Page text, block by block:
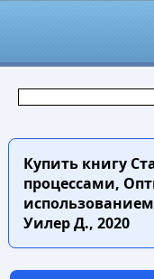
Купить книгу
процессами,
Уилер Д., 2020